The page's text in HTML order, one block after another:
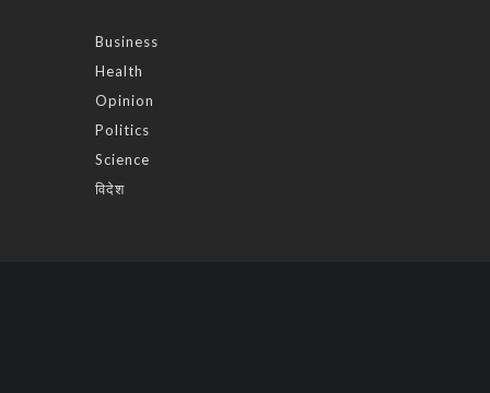
Business
Health
Opinion
Politics
Science
विदेश